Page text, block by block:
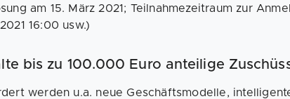
am 15. März 2021; Teilnahmezeitraum zur
16:00 usw.)
bis zu 100.000 Euro anteilige
werden u.a. neue Geschäftsmodelle,